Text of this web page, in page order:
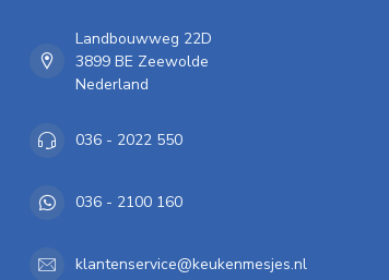
Landbouwweg 22D
3899 BE Zeewolde
Nederland
036 - 2022 550
036 - 2100 160
klantenservice@keukenmesjes.nl